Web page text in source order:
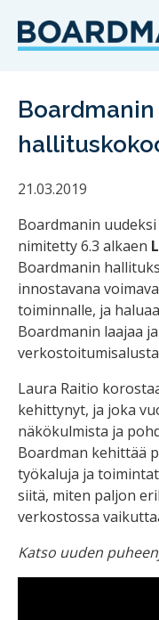
Boardmanin
21.03.2019
Boardmanin
nimitetty 6.3 alkaen
Boardmanin
innostavana
toiminnalle, ja
Boardmanin laajaa
Laura Raitio
kehittynyt, ja joka
näkökulmista ja
Boardman kehittää
työkaluja ja
siitä, miten paljon
verkostossa
Katso uuden